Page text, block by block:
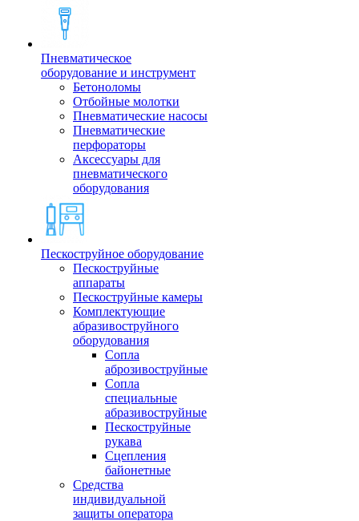
Пневматическое
оборудование и инструмент
Бетоноломы
Отбойные молотки
Пневматические насосы
Пневматические
перфораторы
Аксессуары для
пневматического
оборудования
Пескоструйное оборудование
Пескоструйные
аппараты
Пескоструйные камеры
Комплектующие
абразивоструйного
оборудования
Сопла
аброзивоструйные
Сопла
специальные
абразивоструйные
Пескоструйные
рукава
Сцепления
байонетные
Средства
индивидуальной
защиты оператора